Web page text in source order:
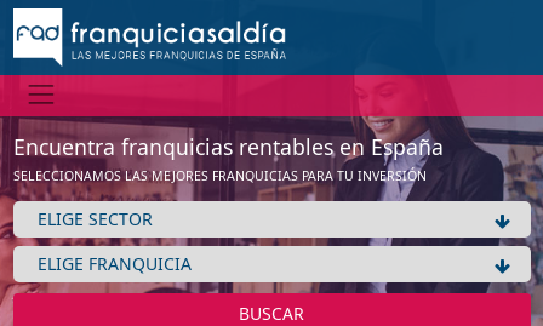
Encuentra franquicias rentables en España
SELECCIONAMOS LAS MEJORES FRANQUICIAS PARA TU INVERSIÓN
BUSCAR
No tenemos información de la expansión de esta franquicia
Ver franquicias de Hogar / Decoración / Mobiliario
Aceptar